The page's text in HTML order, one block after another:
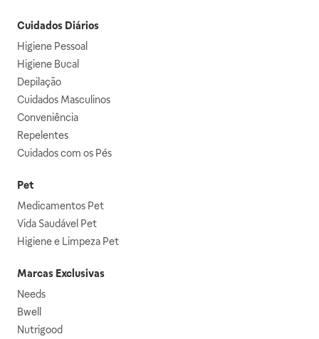
Cuidados Diários
Higiene Pessoal
Higiene Bucal
Depilação
Cuidados Masculinos
Conveniência
Repelentes
Cuidados com os Pés
Pet
Medicamentos Pet
Vida Saudável Pet
Higiene e Limpeza Pet
Marcas Exclusivas
Needs
Bwell
Nutrigood